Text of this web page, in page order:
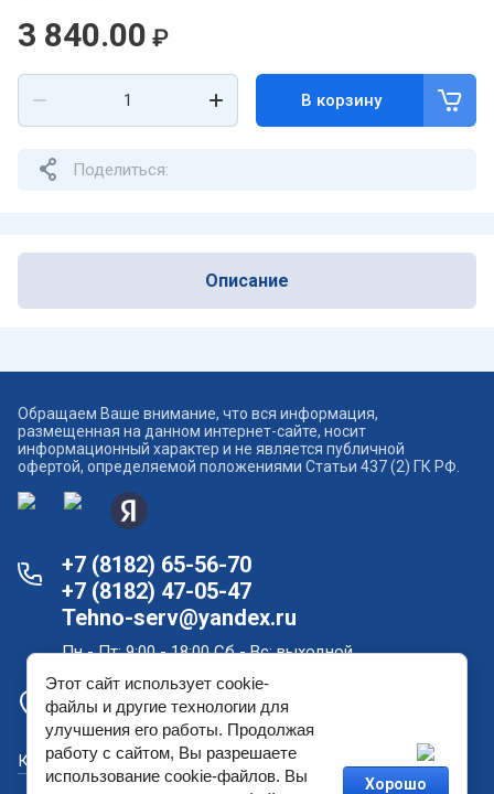
3 840.00 ₽
В корзину
Поделиться:
Описание
Обращаем Ваше внимание, что вся информация,
размещенная на данном интернет-сайте, носит
информационный характер и не является публичной
офертой, определяемой положениями Статьи 437 (2) ГК РФ.
+7 (8182) 65-56-70
+7 (8182) 47-05-47
Tehno-serv@yandex.ru
Пн - Пт: 9:00 - 18:00 Сб - Вс: выходной
Офис продаж и склад в Архангельске: проспект
Новгородский, дом 181
Как купить?
Этот сайт использует cookie-
файлы и другие технологии для
улучшения его работы. Продолжая
работу с сайтом, Вы разрешаете
использование cookie-файлов. Вы
Хорошо